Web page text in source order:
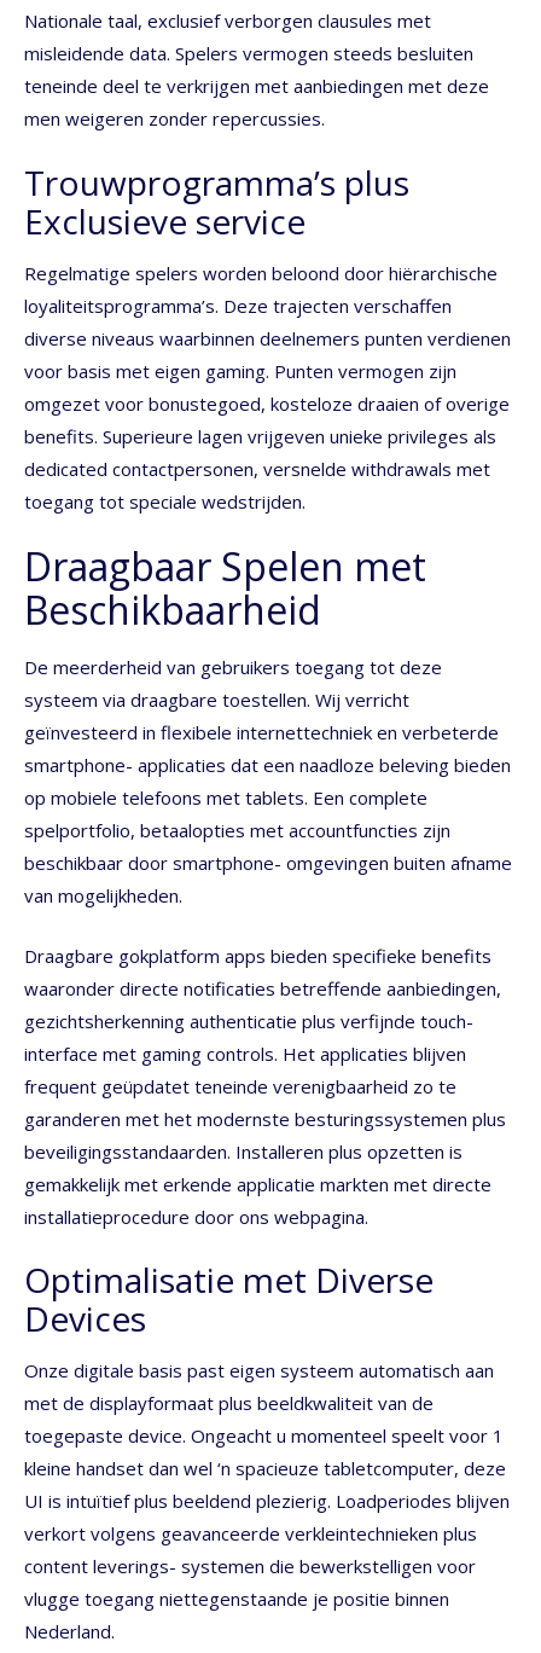
Nationale taal, exclusief verborgen clausules met
misleidende data. Spelers vermogen steeds besluiten
teneinde deel te verkrijgen met aanbiedingen met deze
men weigeren zonder repercussies.
Trouwprogramma’s plus
Exclusieve service
Regelmatige spelers worden beloond door hiërarchische
loyaliteitsprogramma’s. Deze trajecten verschaffen
diverse niveaus waarbinnen deelnemers punten verdienen
voor basis met eigen gaming. Punten vermogen zijn
omgezet voor bonustegoed, kosteloze draaien of overige
benefits. Superieure lagen vrijgeven unieke privileges als
dedicated contactpersonen, versnelde withdrawals met
toegang tot speciale wedstrijden.
Draagbaar Spelen met
Beschikbaarheid
De meerderheid van gebruikers toegang tot deze
systeem via draagbare toestellen. Wij verricht
geïnvesteerd in flexibele internettechniek en verbeterde
smartphone- applicaties dat een naadloze beleving bieden
op mobiele telefoons met tablets. Een complete
spelportfolio, betaalopties met accountfuncties zijn
beschikbaar door smartphone- omgevingen buiten afname
van mogelijkheden.
Draagbare gokplatform apps bieden specifieke benefits
waaronder directe notificaties betreffende aanbiedingen,
gezichtsherkenning authenticatie plus verfijnde touch-
interface met gaming controls. Het applicaties blijven
frequent geüpdatet teneinde verenigbaarheid zo te
garanderen met het modernste besturingssystemen plus
beveiligingsstandaarden. Installeren plus opzetten is
gemakkelijk met erkende applicatie markten met directe
installatieprocedure door ons webpagina.
Optimalisatie met Diverse
Devices
Onze digitale basis past eigen systeem automatisch aan
met de displayformaat plus beeldkwaliteit van de
toegepaste device. Ongeacht u momenteel speelt voor 1
kleine handset dan wel ‘n spacieuze tabletcomputer, deze
UI is intuïtief plus beeldend plezierig. Loadperiodes blijven
verkort volgens geavanceerde verkleintechnieken plus
content leverings- systemen die bewerkstelligen voor
vlugge toegang niettegenstaande je positie binnen
Nederland.